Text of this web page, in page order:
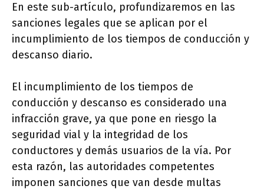
En este sub-artículo, profundizaremos en las
sanciones legales que se aplican por el
incumplimiento de los tiempos de conducción y
descanso diario.
El incumplimiento de los tiempos de
conducción y descanso es considerado una
infracción grave, ya que pone en riesgo la
seguridad vial y la integridad de los
conductores y demás usuarios de la vía. Por
esta razón, las autoridades competentes
imponen sanciones que van desde multas